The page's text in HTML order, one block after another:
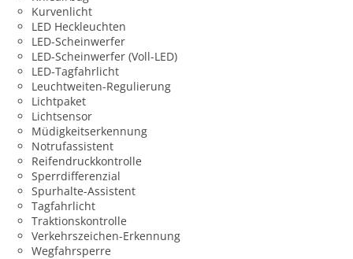
Kurvenlicht
LED Heckleuchten
LED-Scheinwerfer
LED-Scheinwerfer (Voll-LED)
LED-Tagfahrlicht
Leuchtweiten-Regulierung
Lichtpaket
Lichtsensor
Müdigkeitserkennung
Notrufassistent
Reifendruckkontrolle
Sperrdifferenzial
Spurhalte-Assistent
Tagfahrlicht
Traktionskontrolle
Verkehrszeichen-Erkennung
Wegfahrsperre